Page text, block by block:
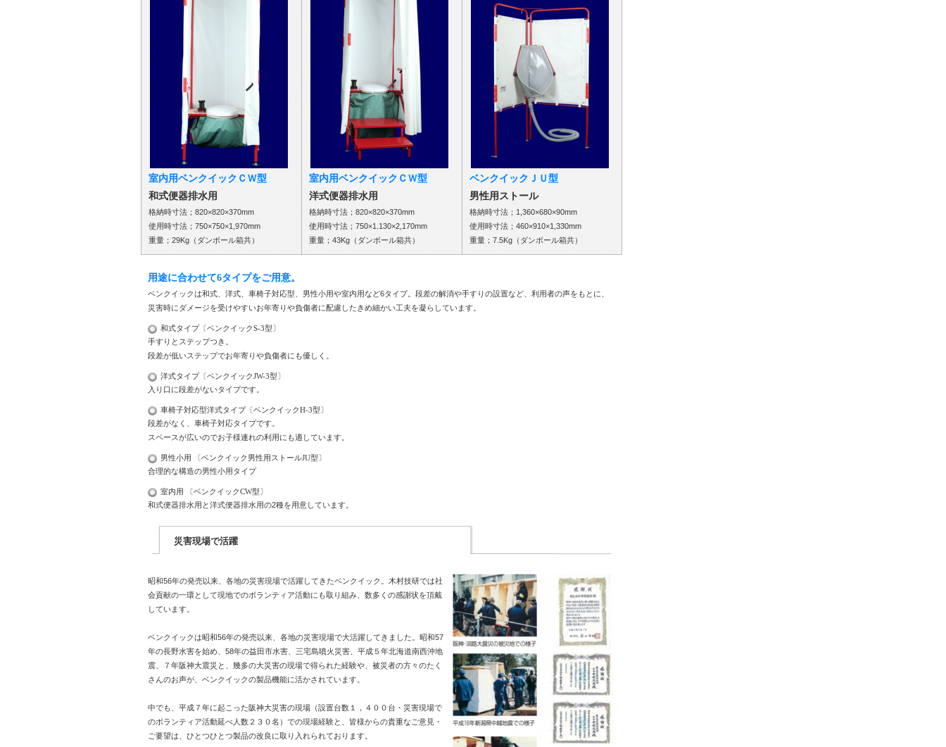
室内用ベンクイックＣＷ型
和式便器排水用
格納時寸法；820×820×370mm
使用時寸法；750×750×1,970mm
重量；29Kg（ダンボール箱共）
室内用ベンクイックＣＷ型
洋式便器排水用
格納時寸法；820×820×370mm
使用時寸法；750×1.130×2,170mm
重量；43Kg（ダンボール箱共）
ベンクイックＪＵ型
男性用ストール
格納時寸法；1,360×680×90mm
使用時寸法；460×910×1,330mm
重量；7.5Kg（ダンボール箱共）
用途に合わせて6タイプをご用意。
ベンクイックは和式、洋式、車椅子対応型、男性小用や室内用など6タイプ。段差の解消や手すりの設置など、利用者の声をもとに、
災害時にダメージを受けやすいお年寄りや負傷者に配慮したきめ細かい工夫を凝らしています。
和式タイプ〔ベンクイックS-3型〕
手すりとステップつき。
段差が低いステップでお年寄りや負傷者にも優しく。
洋式タイプ〔ベンクイックJW-3型〕
入り口に段差がないタイプです。
車椅子対応型洋式タイプ〔ベンクイックH-3型〕
段差がなく、車椅子対応タイプです。
スペースが広いのでお子様連れの利用にも適しています。
男性小用 〔ベンクイック男性用ストールJU型〕
合理的な構造の男性小用タイプ
室内用 〔ベンクイックCW型〕
和式便器排水用と洋式便器排水用の2種を用意しています。
災害現場で活躍
昭和56年の発売以来、各地の災害現場で活躍してきたベンクイック。木村技研では社
会貢献の一環として現地でのボランティア活動にも取り組み、数多くの感謝状を頂戴
しています。
ベンクイックは昭和56年の発売以来、各地の災害現場で大活躍してきました。昭和57
年の長野水害を始め、58年の益田市水害、三宅島噴火災害、平成５年北海道南西沖地
震、７年阪神大震災と、幾多の大災害の現場で得られた経験や、被災者の方々のたく
さんのお声が、ベンクイックの製品機能に活かされています。
中でも、平成７年に起こった阪神大災害の現場（設置台数１，４００台・災害現場で
のボランティア活動延べ人数２３０名）での現場経験と、皆様からの貴重なご意見・
ご要望は、ひとつひとつ製品の改良に取り入れられております。